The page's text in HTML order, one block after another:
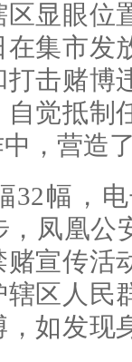
显眼位
在集市发
打击赌博
觉抵制
，营造
32幅，
，凤凰公
宣传活
区人民
如发现